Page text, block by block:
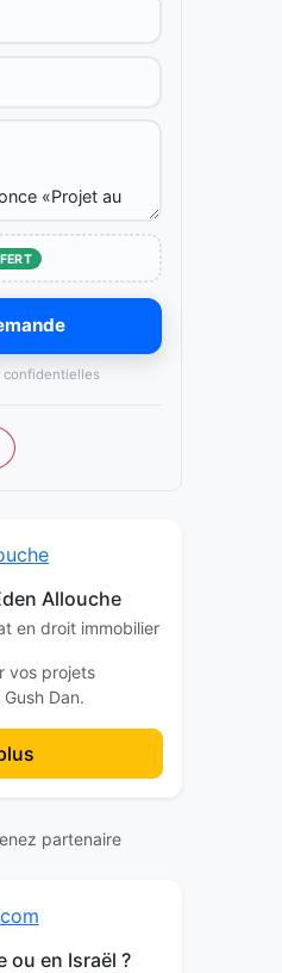
confidentielles
Allouche
en droit immobilier
vos projets
Dan.
partenaire
ou en Israël ?